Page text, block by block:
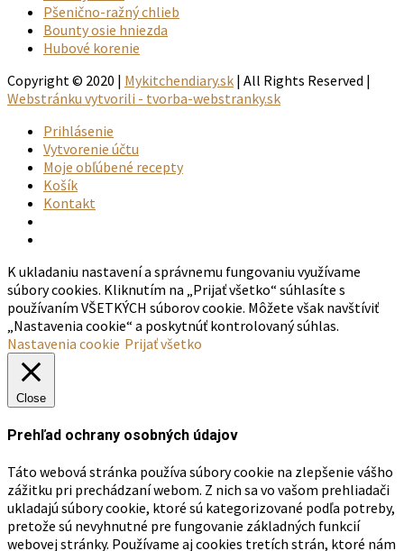
Pšenično-ražný chlieb
Bounty osie hniezda
Hubové korenie
Copyright © 2020 | Mykitchendiary.sk | All Rights Reserved |
Webstránku vytvorili - tvorba-webstranky.sk
Prihlásenie
Vytvorenie účtu
Moje obľúbené recepty
Košík
Kontakt
K ukladaniu nastavení a správnemu fungovaniu využívame
súbory cookies. Kliknutím na „Prijať všetko“ súhlasíte s
používaním VŠETKÝCH súborov cookie. Môžete však navštíviť
„Nastavenia cookie“ a poskytnúť kontrolovaný súhlas.
Nastavenia cookie Prijať všetko
Close
Prehľad ochrany osobných údajov
Táto webová stránka používa súbory cookie na zlepšenie vášho
zážitku pri prechádzaní webom. Z nich sa vo vašom prehliadači
ukladajú súbory cookie, ktoré sú kategorizované podľa potreby,
pretože sú nevyhnutné pre fungovanie základných funkcií
webovej stránky. Používame aj cookies tretích strán, ktoré nám